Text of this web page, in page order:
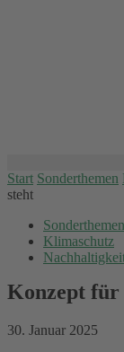
Start Sonderthemen
steht
Sonderthemen
Klimaschutz
Konzept
30. Januar 2025